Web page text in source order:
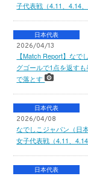
子代表戦（4.11、4.14
日本代表
2026/04/13
【Match Report】なで
グゴールで1点を返す
で落とす
日本代表
2026/04/08
なでしこジャパン（日
女子代表戦（4.11、
日本代表